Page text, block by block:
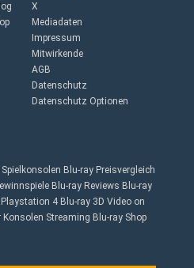
X
Mediadaten
Impressum
Mitwirkende
AGB
Datenschutz
Datenschutz Optionen
Spielkonsolen Blu-ray Preisvergleich
Blu-ray Reviews Blu-ray
Playstation 4 Blu-ray 3D Video on
Konsolen Streaming Blu-ray Shop